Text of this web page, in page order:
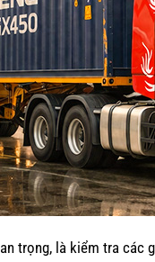
trọng, là kiểm tra